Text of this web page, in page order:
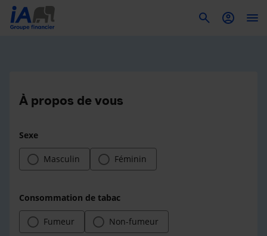
À propos de vous
Sexe
Masculin Féminin
Consommation de tabac
Fumeur Non-fumeur